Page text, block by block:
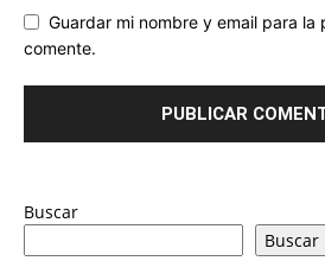
Guardar mi nombre y email para la
comente.
Buscar
Buscar